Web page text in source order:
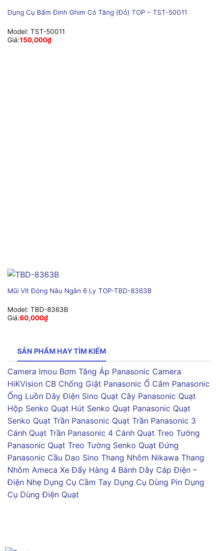
Dụng Cụ Bấm Đinh Ghim Có Tăng (Đỏ) TOP – TST-50011
Model: TST-50011
Giá:150,000₫
Mũi Vít Đóng Nâu Ngắn 6 Ly TOP-TBD-8363B
Model: TBD-8363B
Giá:60,000₫
SẢN PHẨM HAY TÌM KIẾM
Camera Imou Bơm Tăng Áp Panasonic Camera
HiKVision CB Chống Giật Panasonic Ổ Cắm Panasonic
Ống Luồn Dây Điện Sino Quạt Cây Panasonic Quạt
Hộp Senko Quạt Hút Senko Quạt Panasonic Quạt
Senko Quạt Trần Panasonic Quạt Trần Panasonic 3
Cánh Quạt Trần Panasonic 4 Cánh Quạt Treo Tường
Panasonic Quạt Treo Tường Senko Quạt Đứng
Panasonic Cầu Dao Sino Thang Nhôm Nikawa Thang
Nhôm Ameca Xe Đẩy Hàng 4 Bánh Dây Cáp Điện –
Điện Nhẹ Dụng Cụ Cầm Tay Dụng Cụ Dùng Pin Dụng
Cụ Dùng Điện Quạt